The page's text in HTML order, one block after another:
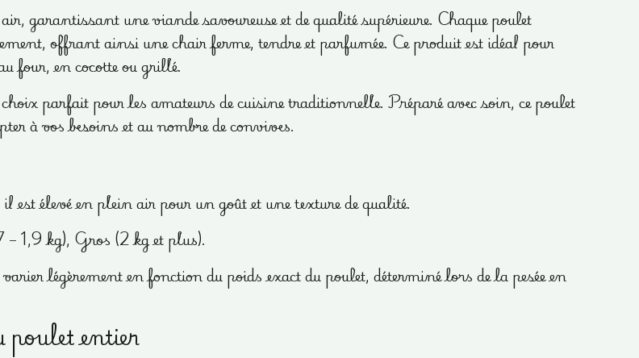
garantissant une viande savoureuse et de qualité supérieure. Chaque poulet
offrant ainsi une chair ferme, tendre et parfumée. Ce produit est idéal pour
four, en cocotte ou grillé.
parfait pour les amateurs de cuisine traditionnelle. Préparé avec soin, ce poulet
à vos besoins et au nombre de convives.
élevé en plein air pour un goût et une texture de qualité.
1,9 kg), Gros (2 kg et plus).
légèrement en fonction du poids exact du poulet, déterminé lors de la pesée en
poulet entier